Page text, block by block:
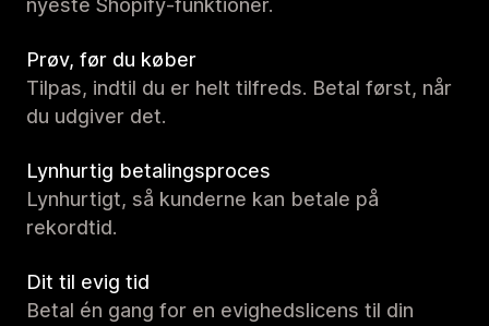
nyeste Shopify-funktioner.
Prøv, før du køber
Tilpas, indtil du er helt tilfreds. Betal først, når
du udgiver det.
Lynhurtig betalingsproces
Lynhurtigt, så kunderne kan betale på
rekordtid.
Dit til evig tid
Betal én gang for en evighedslicens til din